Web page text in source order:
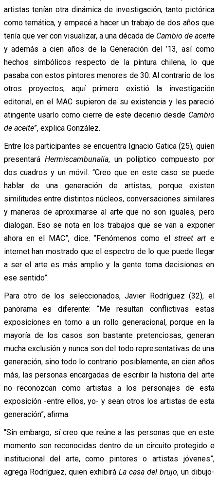
artistas tenían otra dinámica de investigación, tanto pictórica
como temática, y empecé a hacer un trabajo de dos años que
tenía que ver con visualizar, a una década de Cambio de aceite
y además a cien años de la Generación del ’13, así como
hechos simbólicos respecto de la pintura chilena, lo que
pasaba con estos pintores menores de 30. Al contrario de los
otros proyectos, aquí primero existió la investigación
editorial, en el MAC supieron de su existencia y les pareció
atingente usarlo como cierre de este decenio desde Cambio
de aceite”, explica González.
Entre los participantes se encuentra Ignacio Gatica (25), quien
presentará Hermiscambunalia, un políptico compuesto por
dos cuadros y un móvil. “Creo que en este caso se puede
hablar de una generación de artistas, porque existen
similitudes entre distintos núcleos, conversaciones similares
y maneras de aproximarse al arte que no son iguales, pero
dialogan. Eso se nota en los trabajos que se van a exponer
ahora en el MAC”, dice. “Fenómenos como el street art e
internet han mostrado que el espectro de lo que puede llegar
a ser el arte es más amplio y la gente toma decisiones en
ese sentido”.
Para otro de los seleccionados, Javier Rodríguez (32), el
panorama es diferente: “Me resultan conflictivas estas
exposiciones en torno a un rollo generacional, porque en la
mayoría de los casos son bastante pretenciosas, generan
mucha exclusión y nunca son del todo representativas de una
generación, sino todo lo contrario: posiblemente, en cien años
más, las personas encargadas de escribir la historia del arte
no reconozcan como artistas a los personajes de esta
exposición -entre ellos, yo- y sean otros los artistas de esta
generación”, afirma.
“Sin embargo, sí creo que reúne a las personas que en este
momento son reconocidas dentro de un circuito protegido e
institucional del arte, como pintores o artistas jóvenes”,
agrega Rodríguez, quien exhibirá La casa del brujo, un dibujo-